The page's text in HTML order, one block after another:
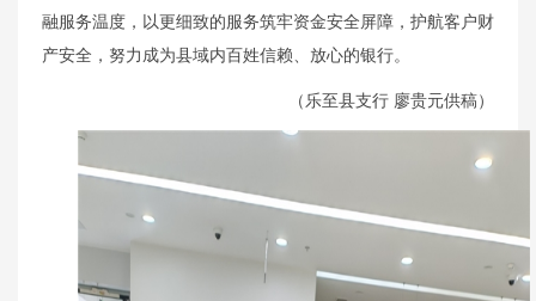
融服务温度，以更细致的服务筑牢资金安全屏障，护航客户财
产安全，努力成为县域内百姓信赖、放心的银行。
（乐至县支行 廖贵元供稿）